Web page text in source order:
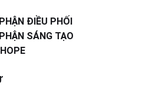
ĐIỀU PHỐI
SÁNG TẠO